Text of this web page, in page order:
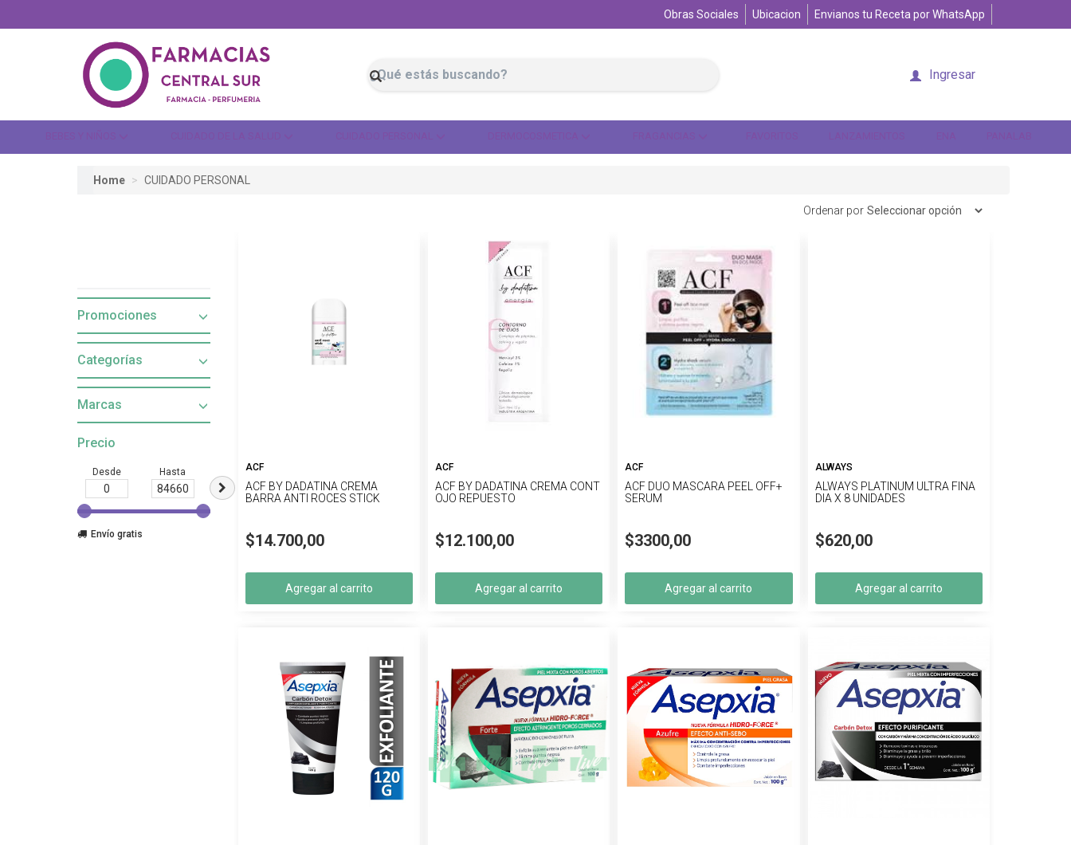
Obras Sociales Ubicacion Envianos tu Receta por WhatsApp
Ingresar
Home CUIDADO PERSONAL
Ordenar por
Promociones
Categorías
Marcas
Precio
Desde Hasta
Envío gratis
ACF
ACF BY DADATINA CREMA
BARRA ANTI ROCES STICK
$14.700,00
Agregar al carrito
ACF
ACF BY DADATINA CREMA CONT
OJO REPUESTO
$12.100,00
Agregar al carrito
ACF
ACF DUO MASCARA PEEL OFF+
SERUM
$3300,00
Agregar al carrito
ALWAYS
ALWAYS PLATINUM ULTRA FINA
DIA X 8 UNIDADES
$620,00
Agregar al carrito